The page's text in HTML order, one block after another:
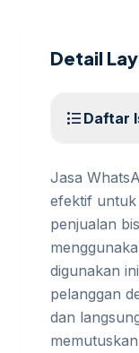
Detail
format_list_bulleted Daftar
Jasa
efektif untuk
penjualan
digunakan
pelanggan
dan